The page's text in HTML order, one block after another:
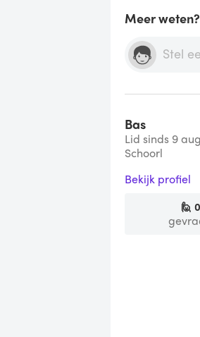
Meer weten?
Bas
Lid sinds 9
Schoorl
Bekijk profiel
🙋